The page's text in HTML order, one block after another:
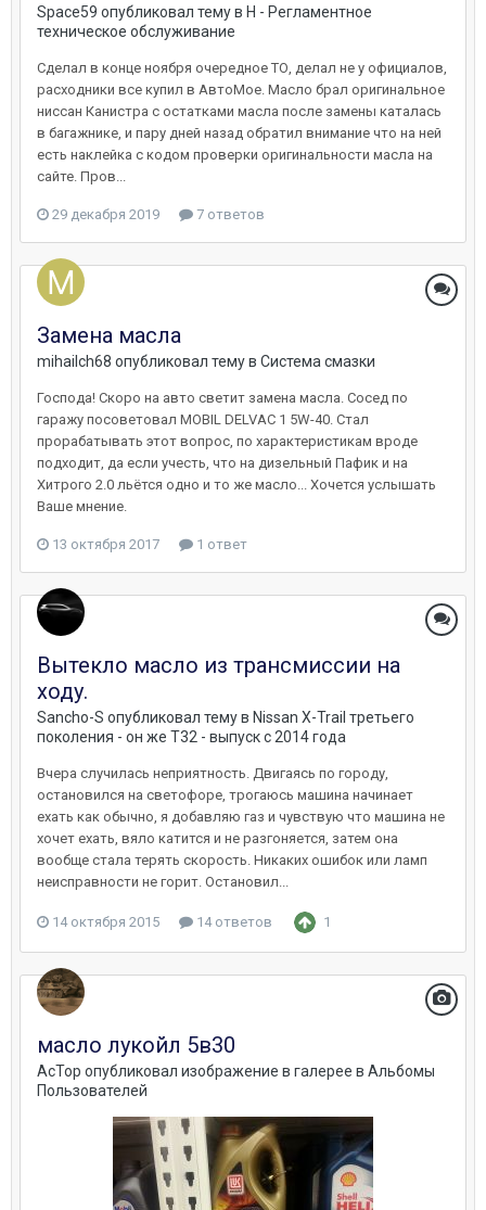
Space59 опубликовал тему в H - Регламентное
техническое обслуживание
Сделал в конце ноября очередное ТО, делал не у официалов,
расходники все купил в АвтоМое. Масло брал оригинальное
ниссан Канистра с остатками масла после замены каталась
в багажнике, и пару дней назад обратил внимание что на ней
есть наклейка с кодом проверки оригинальности масла на
сайте. Пров...
29 декабря 2019 7 ответов
Замена масла
mihailch68 опубликовал тему в Система смазки
Господа! Скоро на авто светит замена масла. Сосед по
гаражу посоветовал MOBIL DELVAC 1 5W-40. Стал
прорабатывать этот вопрос, по характеристикам вроде
подходит, да если учесть, что на дизельный Пафик и на
Хитрого 2.0 льётся одно и то же масло... Хочется услышать
Ваше мнение.
13 октября 2017 1 ответ
Вытекло масло из трансмиссии на
ходу.
Sancho-S опубликовал тему в Nissan X-Trail третьего
поколения - он же Т32 - выпуск с 2014 года
Вчера случилась неприятность. Двигаясь по городу,
остановился на светофоре, трогаюсь машина начинает
ехать как обычно, я добавляю газ и чувствую что машина не
хочет ехать, вяло катится и не разгоняется, затем она
вообще стала терять скорость. Никаких ошибок или ламп
неисправности не горит. Остановил...
14 октября 2015 14 ответов 1
масло лукойл 5в30
AcTop опубликовал изображение в галерее в Альбомы
Пользователей